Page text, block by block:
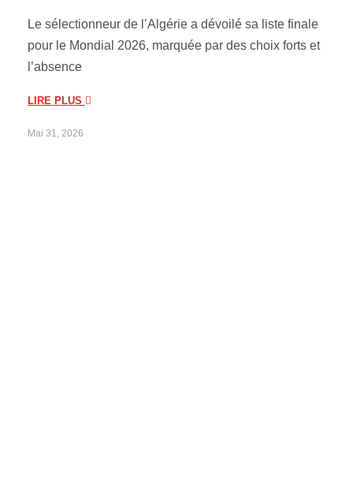
Le sélectionneur de l’Algérie a dévoilé sa liste finale
pour le Mondial 2026, marquée par des choix forts et
l’absence
LIRE PLUS
Mai 31, 2026